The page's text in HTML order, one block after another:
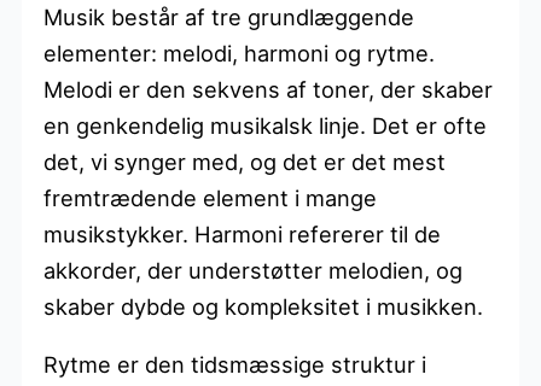
Musik består af tre grundlæggende
elementer: melodi, harmoni og rytme.
Melodi er den sekvens af toner, der skaber
en genkendelig musikalsk linje. Det er ofte
det, vi synger med, og det er det mest
fremtrædende element i mange
musikstykker. Harmoni refererer til de
akkorder, der understøtter melodien, og
skaber dybde og kompleksitet i musikken.
Rytme er den tidsmæssige struktur i